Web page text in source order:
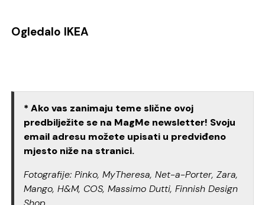
Ogledalo IKEA
* Ako vas zanimaju teme slične ovoj
predbilježite se na MagMe newsletter! Svoju
email adresu možete upisati u predviđeno
mjesto niže na stranici.
Fotografije: Pinko, MyTheresa, Net-a-Porter, Zara,
Mango, H&M, COS, Massimo Dutti, Finnish Design